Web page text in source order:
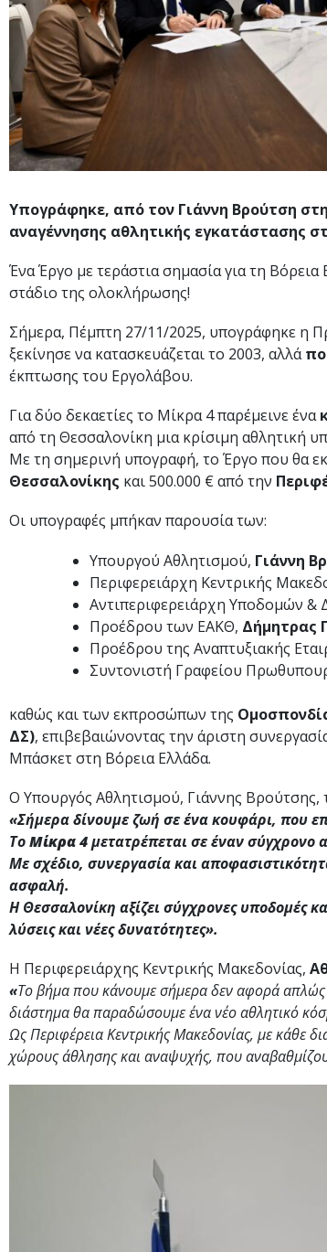
Υπογράφηκε, από τον Γιάννη Βρούτση
αναγέννησης αθλητικής εγκατάστασης
Ένα Έργο με τεράστια σημασία για τη
στάδιο της ολοκλήρωσης!
Σήμερα, Πέμπτη 27/11/2025, υπογράφηκε η
ξεκίνησε να κατασκευάζεται το 2003, αλλά
έκπτωσης του Εργολάβου.
Για δύο δεκαετίες το Μίκρα 4 παρέμεινε ένα
από τη Θεσσαλονίκη μια κρίσιμη αθλητική
Με τη σημερινή υπογραφή, το Έργο που θα
Θεσσαλονίκης και 500.000 € από την
Οι υπογραφές μπήκαν παρουσία των:
Υπουργού Αθλητισμού, Γιάννη
Περιφερειάρχη Κεντρικής
Αντιπεριφερειάρχη Υποδομών &
Προέδρου των ΕΑΚΘ, Δήμητρας
Προέδρου της Αναπτυξιακής
Συντονιστή Γραφείου
καθώς και των εκπροσώπων της
ΔΣ), επιβεβαιώνοντας την άριστη
Μπάσκετ στη Βόρεια Ελλάδα.
Ο Υπουργός Αθλητισμού, Γιάννης Βρούτσης,
«Σήμερα δίνουμε ζωή σε ένα κουφάρι, που
ΤοΜίκρα 4μετατρέπεται σε έναν σύγχρονο
Με σχέδιο, συνεργασία και
ασφαλή.
Η Θεσσαλονίκη αξίζει σύγχρονες υποδομές
λύσεις και νέες δυνατότητες».
Η Περιφερειάρχης Κεντρικής Μακεδονίας,
«Το βήμα που κάνουμε σήμερα δεν αφορά
διάστημα θα παραδώσουμε ένα νέο αθλητικό
Ως Περιφέρεια Κεντρικής Μακεδονίας, με κάθε
χώρους άθλησης και αναψυχής, που